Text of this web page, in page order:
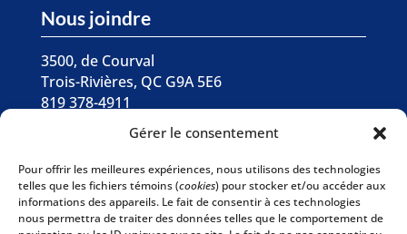
Gérer le consentement
Pour offrir les meilleures expériences, nous utilisons des technologies
telles que les fichiers témoins (cookies) pour stocker et/ou accéder aux
informations des appareils. Le fait de consentir à ces technologies
nous permettra de traiter des données telles que le comportement de
Nous joindre
3500, de Courval
Trois-Rivières, QC G9A 5E6
819 378-4911

Abonnez-vous à